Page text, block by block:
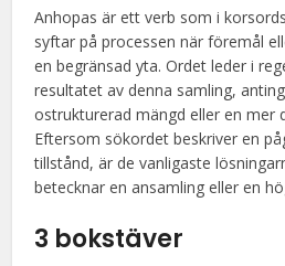
Anhopas är ett verb som i
syftar på processen när föremål
en begränsad yta. Ordet leder i
resultatet av denna samling,
ostrukturerad mängd eller en mer
Eftersom sökordet beskriver en
tillstånd, är de vanligaste
betecknar en ansamling eller en
3 bokstäver